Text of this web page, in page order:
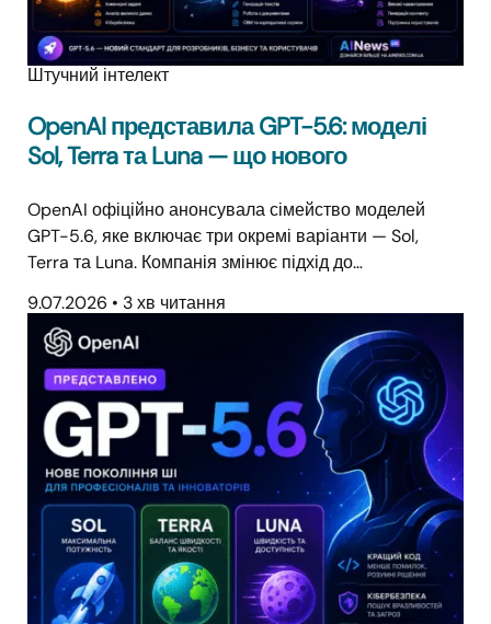
Штучний інтелект
OpenAI представила GPT-5.6: моделі
Sol, Terra та Luna — що нового
OpenAI офіційно анонсувала сімейство моделей
GPT-5.6, яке включає три окремі варіанти — Sol,
Terra та Luna. Компанія змінює підхід до…
9.07.2026 • 3 хв читання